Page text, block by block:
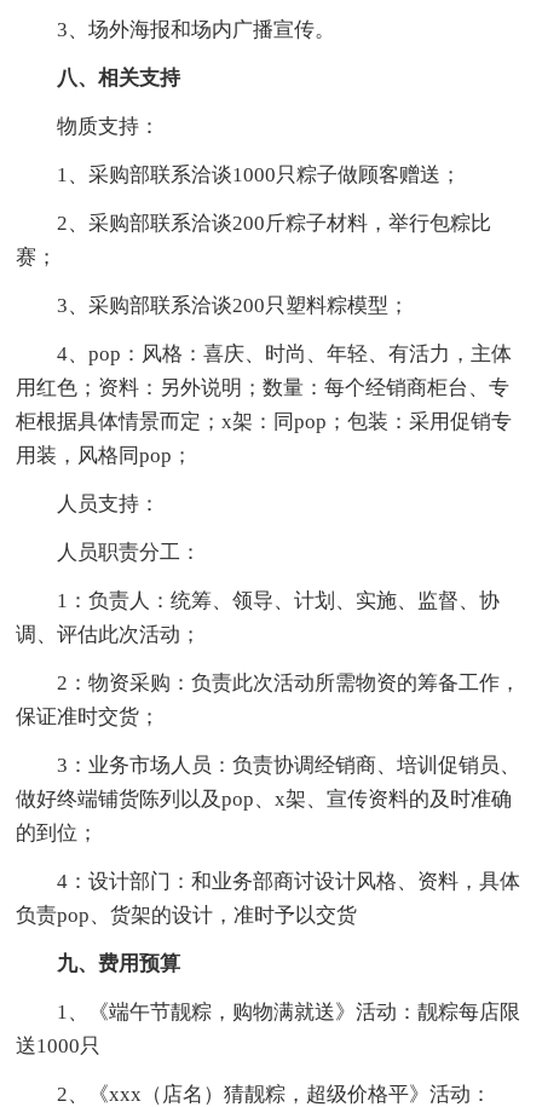
3、场外海报和场内广播宣传。
八、相关支持
物质支持：
1、采购部联系洽谈1000只粽子做顾客赠送；
2、采购部联系洽谈200斤粽子材料，举行包粽比
赛；
3、采购部联系洽谈200只塑料粽模型；
4、pop：风格：喜庆、时尚、年轻、有活力，主体
用红色；资料：另外说明；数量：每个经销商柜台、专
柜根据具体情景而定；x架：同pop；包装：采用促销专
用装，风格同pop；
人员支持：
人员职责分工：
1：负责人：统筹、领导、计划、实施、监督、协
调、评估此次活动；
2：物资采购：负责此次活动所需物资的筹备工作，
保证准时交货；
3：业务市场人员：负责协调经销商、培训促销员、
做好终端铺货陈列以及pop、x架、宣传资料的及时准确
的到位；
4：设计部门：和业务部商讨设计风格、资料，具体
负责pop、货架的设计，准时予以交货
九、费用预算
1、《端午节靓粽，购物满就送》活动：靓粽每店限
送1000只
2、《xxx（店名）猜靓粽，超级价格平》活动：